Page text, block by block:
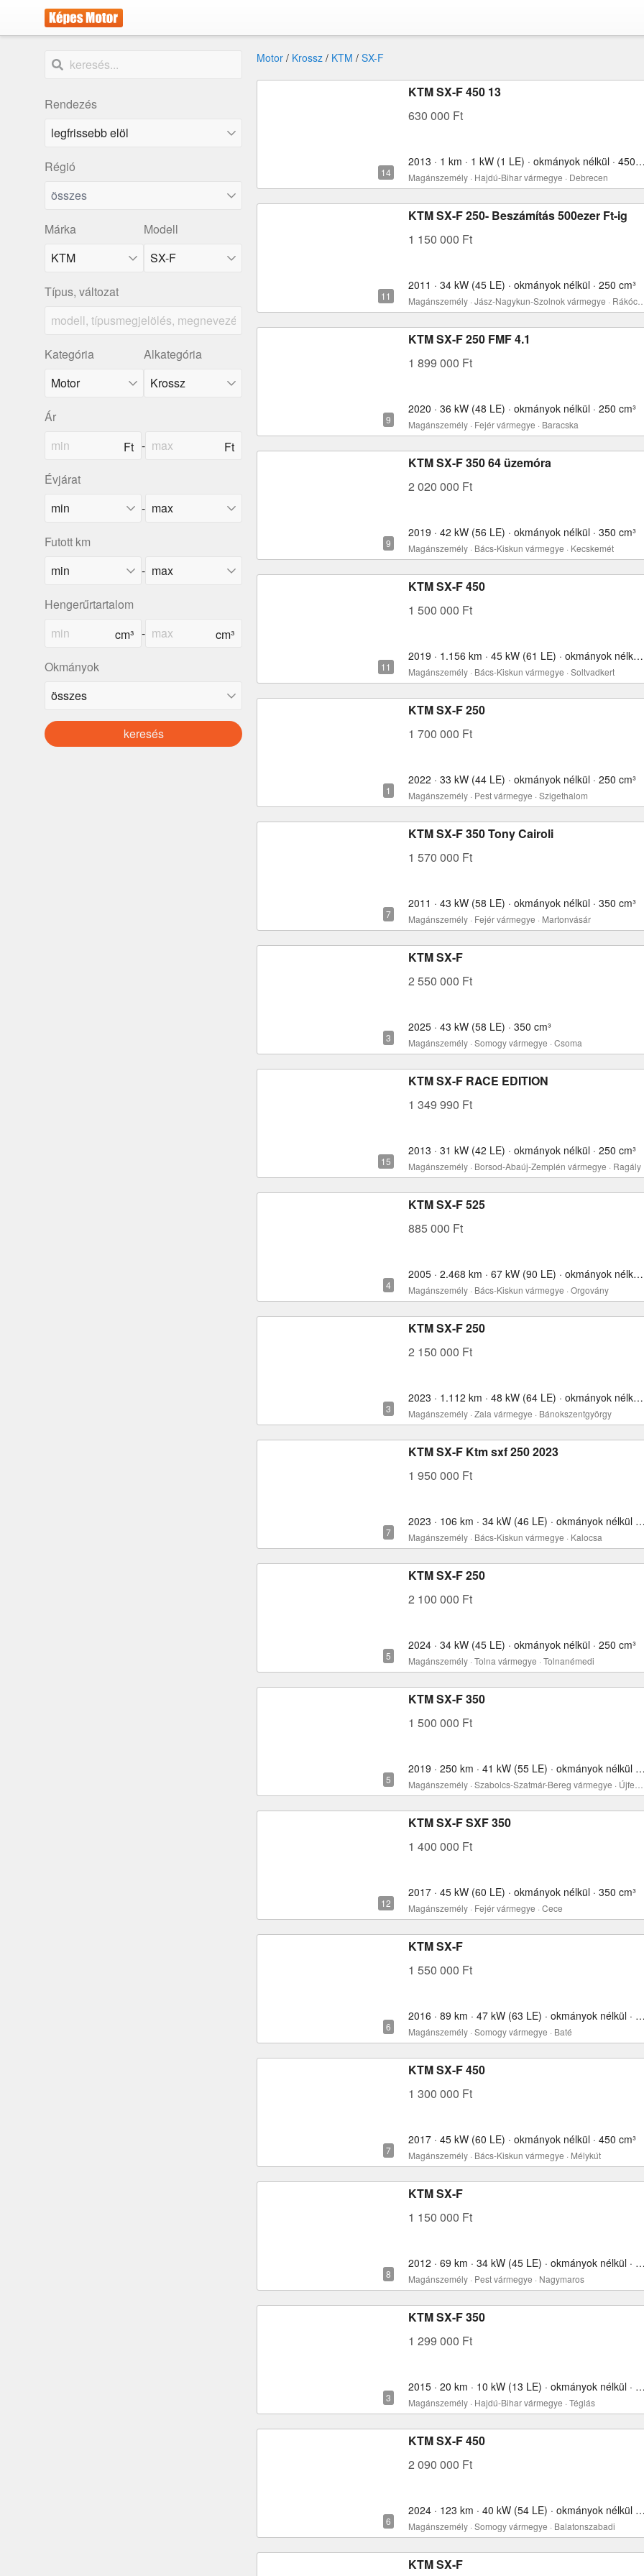
Rendezés
Régió
összes
Márka
KTM
Modell
SX-F
Típus, változat
Kategória Alkategória
Ár
-
Évjárat
-
Futott km
-
Hengerűrtartalom
-
Okmányok
keresés
Motor / Krossz / KTM / SX-F
KTM SX-F 450 13
630 000 Ft
2013 · 1 km · 1 kW (1 LE) · okmányok nélkül · 450 cm³
Magánszemély · Hajdú-Bihar vármegye · Debrecen
KTM SX-F 250- Beszámítás 500ezer Ft-ig
1 150 000 Ft
2011 · 34 kW (45 LE) · okmányok nélkül · 250 cm³
KTM SX-F 250 FMF 4.1
1 899 000 Ft
2020 · 36 kW (48 LE) · okmányok nélkül · 250 cm³
Magánszemély · Fejér vármegye · Baracska
KTM SX-F 350 64 üzemóra
2 020 000 Ft
2019 · 42 kW (56 LE) · okmányok nélkül · 350 cm³
Magánszemély · Bács-Kiskun vármegye · Kecskemét
KTM SX-F 450
1 500 000 Ft
2019 · 1.156 km · 45 kW (61 LE) · okmányok nélkül · 450 cm³
Magánszemély · Bács-Kiskun vármegye · Soltvadkert
KTM SX-F 250
1 700 000 Ft
2022 · 33 kW (44 LE) · okmányok nélkül · 250 cm³
Magánszemély · Pest vármegye · Szigethalom
KTM SX-F 350 Tony Cairoli
1 570 000 Ft
2011 · 43 kW (58 LE) · okmányok nélkül · 350 cm³
Magánszemély · Fejér vármegye · Martonvásár
KTM SX-F
2 550 000 Ft
2025 · 43 kW (58 LE) · 350 cm³
Magánszemély · Somogy vármegye · Csoma
KTM SX-F RACE EDITION
1 349 990 Ft
2013 · 31 kW (42 LE) · okmányok nélkül · 250 cm³
Magánszemély · Borsod-Abaúj-Zemplén vármegye · Ragály
KTM SX-F 525
885 000 Ft
2005 · 2.468 km · 67 kW (90 LE) · okmányok nélkül · 525 cm³
Magánszemély · Bács-Kiskun vármegye · Orgovány
KTM SX-F 250
2 150 000 Ft
2023 · 1.112 km · 48 kW (64 LE) · okmányok nélkül · 250 cm³
Magánszemély · Zala vármegye · Bánokszentgyörgy
KTM SX-F Ktm sxf 250 2023
1 950 000 Ft
2023 · 106 km · 34 kW (46 LE) · okmányok nélkül · 250 cm³
Magánszemély · Bács-Kiskun vármegye · Kalocsa
KTM SX-F 250
2 100 000 Ft
2024 · 34 kW (45 LE) · okmányok nélkül · 250 cm³
Magánszemély · Tolna vármegye · Tolnanémedi
KTM SX-F 350
1 500 000 Ft
2019 · 250 km · 41 kW (55 LE) · okmányok nélkül · 350 cm³
KTM SX-F SXF 350
1 400 000 Ft
2017 · 45 kW (60 LE) · okmányok nélkül · 350 cm³
Magánszemély · Fejér vármegye · Cece
KTM SX-F
1 550 000 Ft
2016 · 89 km · 47 kW (63 LE) · okmányok nélkül · 450 cm³
Magánszemély · Somogy vármegye · Baté
KTM SX-F 450
1 300 000 Ft
2017 · 45 kW (60 LE) · okmányok nélkül · 450 cm³
Magánszemély · Bács-Kiskun vármegye · Mélykút
KTM SX-F
1 150 000 Ft
2012 · 69 km · 34 kW (45 LE) · okmányok nélkül · 250 cm³
Magánszemély · Pest vármegye · Nagymaros
KTM SX-F 350
1 299 000 Ft
2015 · 20 km · 10 kW (13 LE) · okmányok nélkül · 350 cm³
Magánszemély · Hajdú-Bihar vármegye · Téglás
KTM SX-F 450
2 090 000 Ft
2024 · 123 km · 40 kW (54 LE) · okmányok nélkül · 450 cm³
Magánszemély · Somogy vármegye · Balatonszabadi
KTM SX-F